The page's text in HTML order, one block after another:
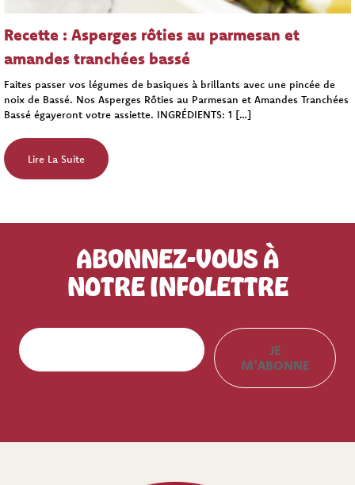
Recette : Asperges rôties au parmesan et
amandes tranchées bassé
Faites passer vos légumes de basiques à brillants avec une pincée de
noix de Bassé. Nos Asperges Rôties au Parmesan et Amandes Tranchées
Bassé égayeront votre assiette. INGRÉDIENTS: 1 […]
Lire La Suite
ABONNEZ-VOUS À
NOTRE INFOLETTRE
E
m
a
é
JE
M’ABONNE